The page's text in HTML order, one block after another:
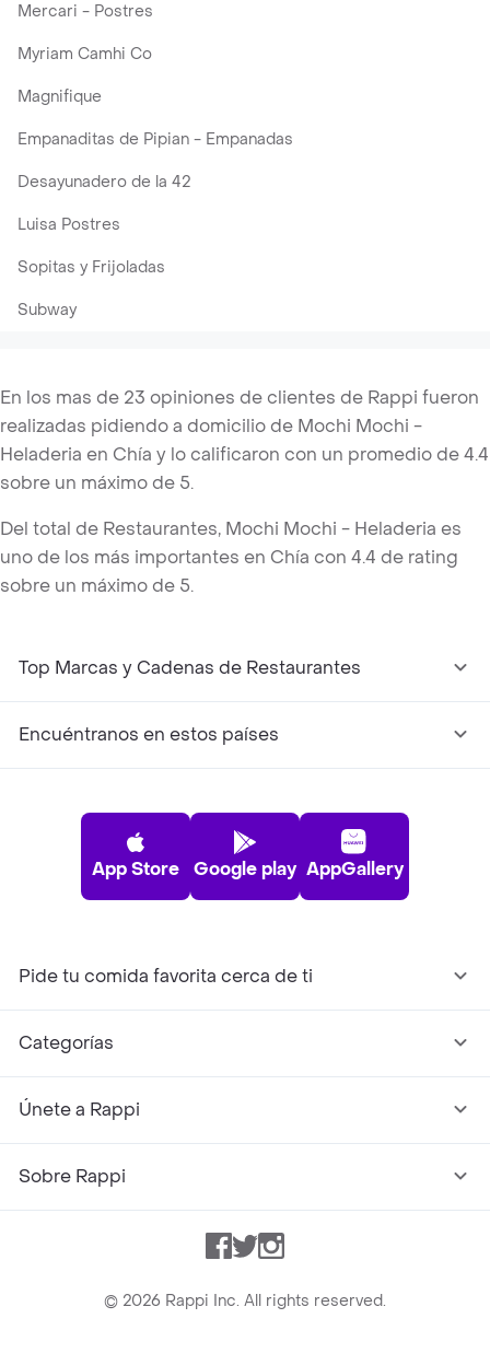
Mercari - Postres
Myriam Camhi Co
Magnifique
Empanaditas de Pipian - Empanadas
Desayunadero de la 42
Luisa Postres
Sopitas y Frijoladas
Subway
En los mas de 23 opiniones de clientes de Rappi fueron
realizadas pidiendo a domicilio de Mochi Mochi -
Heladeria en Chía y lo calificaron con un promedio de 4.4
sobre un máximo de 5.
Del total de Restaurantes, Mochi Mochi - Heladeria es
uno de los más importantes en Chía con 4.4 de rating
sobre un máximo de 5.
Top Marcas y Cadenas de Restaurantes
Encuéntranos en estos países
App Store Google play AppGallery
Pide tu comida favorita cerca de ti
Categorías
Únete a Rappi
Sobre Rappi
Facebook
TwitterInstagram
© 2026 Rappi Inc. All rights reserved.